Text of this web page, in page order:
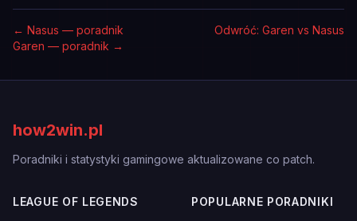
← Nasus — poradnik
Odwróć: Garen vs Nasus
Garen — poradnik →
how2win.pl
Poradniki i statystyki gamingowe aktualizowane co patch.
LEAGUE OF LEGENDS POPULARNE PORADNIKI